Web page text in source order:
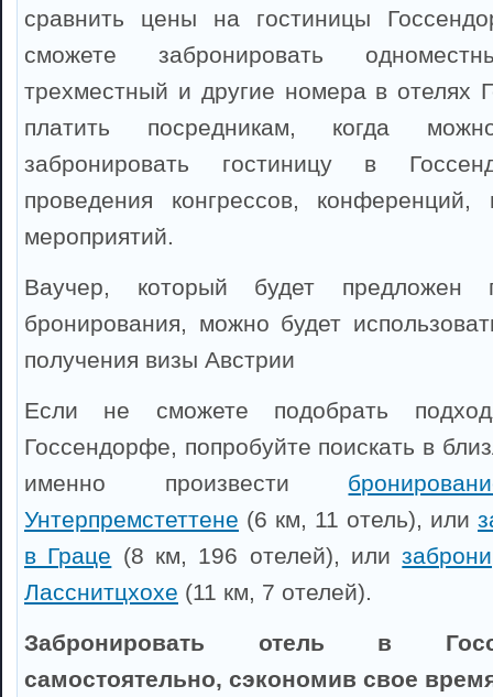
сравнить цены на гостиницы
сможете забронировать
трехместный и другие номера в отелях
платить посредникам, когда
забронировать гостиницу в
проведения конгрессов, конференций,
мероприятий.
Ваучер, который будет предложен
бронирования, можно будет
получения визы Австрии
Если не сможете подобрать
Госсендорфе, попробуйте поискать в
именно произвести
Унтерпремстеттене (6 км, 11 отель), или
в Граце (8 км, 196 отелей), или
Ласснитцхохе (11 км, 7 отелей).
Забронировать отель в
самостоятельно, сэкономив свое